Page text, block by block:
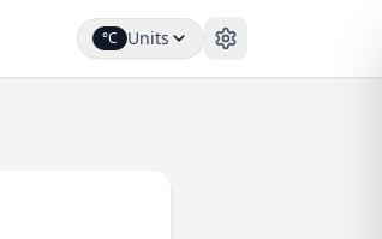
°C Units